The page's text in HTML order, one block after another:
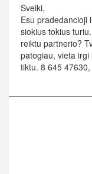
Sveiki,
Esu pradedancioji
siokius tokius
reiktu partnerio?
patogiau, vieta
tiktu. 8 645